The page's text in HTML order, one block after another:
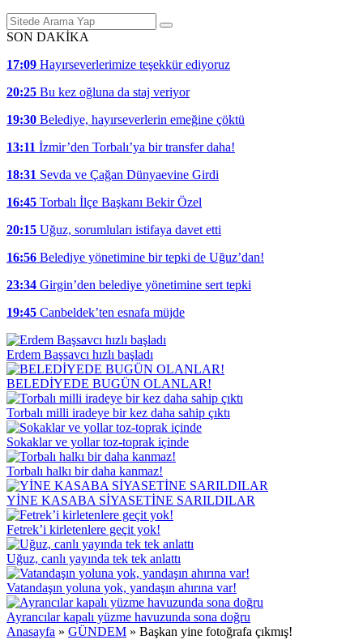
SON DAKİKA
17:09 Hayırseverlerimize teşekkür ediyoruz
20:25 Bu kez oğluna da staj veriyor
19:30 Belediye, hayırseverlerin emeğine çöktü
13:11 İzmir’den Torbalı’ya bir transfer daha!
18:31 Sevda ve Çağan Dünyaevine Girdi
16:45 Torbalı İlçe Başkanı Bekir Özel
20:15 Uğuz, sorumluları istifaya davet etti
16:56 Belediye yönetimine bir tepki de Uğuz’dan!
23:34 Girgin’den belediye yönetimine sert tepki
19:45 Canbeldek’ten esnafa müjde
Erdem Başsavcı hızlı başladı
BELEDİYEDE BUGÜN OLANLAR!
Torbalı milli iradeye bir kez daha sahip çıktı
Sokaklar ve yollar toz-toprak içinde
Torbalı halkı bir daha kanmaz!
YİNE KASABA SİYASETİNE SARILDILAR
Fetrek’i kirletenlere geçit yok!
Uğuz, canlı yayında tek tek anlattı
Vatandaşın yoluna yok, yandaşın ahırına var!
Ayrancılar kapalı yüzme havuzunda sona doğru
Anasayfa » GÜNDEM » Başkan yine fotoğrafa çıkmış!